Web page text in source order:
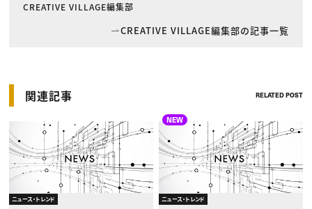
CREATIVE VILLAGE編集部
CREATIVE VILLAGE編集部の記事一覧
関連記事 RELATED POST
ニュース・トレンド
NEW
ニュース・トレンド